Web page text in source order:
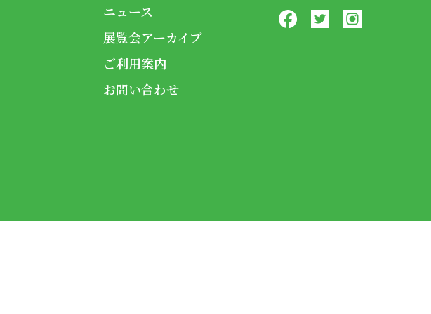
ニュース
展覧会アーカイブ
ご利用案内
お問い合わせ